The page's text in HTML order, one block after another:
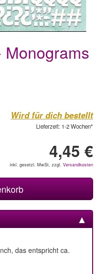
Wird für dich bestellt
Lieferzeit: 1-2 Wochen*
4,45 €
inkl. gesetzl. MwSt, zzgl. Versandkosten
das entspricht ca.